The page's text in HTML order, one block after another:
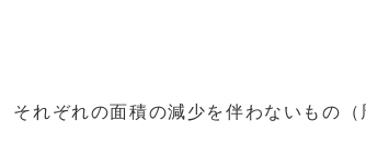
れぞれの面積の減少を伴わないもの（